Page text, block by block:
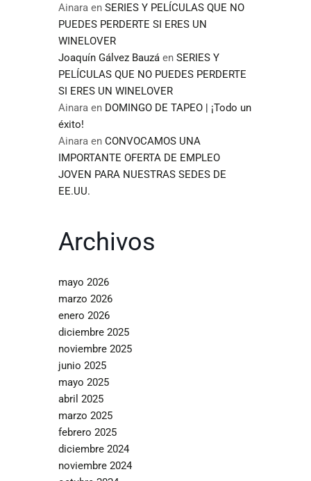
Ainara en SERIES Y PELÍCULAS QUE NO
PUEDES PERDERTE SI ERES UN
WINELOVER
Joaquín Gálvez Bauzá en SERIES Y
PELÍCULAS QUE NO PUEDES PERDERTE
SI ERES UN WINELOVER
Ainara en DOMINGO DE TAPEO | ¡Todo un
éxito!
Ainara en CONVOCAMOS UNA
IMPORTANTE OFERTA DE EMPLEO
JOVEN PARA NUESTRAS SEDES DE
EE.UU.
Archivos
mayo 2026
marzo 2026
enero 2026
diciembre 2025
noviembre 2025
junio 2025
mayo 2025
abril 2025
marzo 2025
febrero 2025
diciembre 2024
noviembre 2024